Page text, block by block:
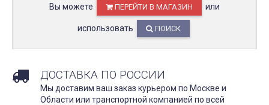
Вы можете ПЕРЕЙТИ В МАГАЗИН или
использовать ПОИСК
ДОСТАВКА ПО РОССИИ
Мы доставим ваш заказ курьером по Москве и
Области или транспортной компанией по всей